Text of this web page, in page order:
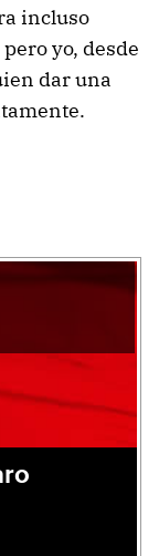
incluso
yo, desde
dar una